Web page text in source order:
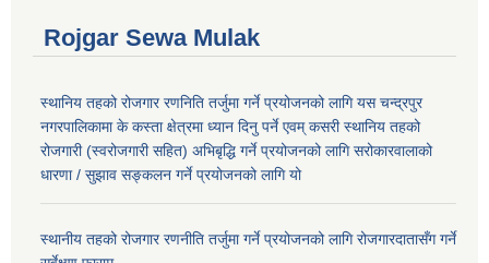
Rojgar Sewa Mulak
स्थानिय तहको रोजगार रणनिति तर्जुमा गर्ने प्रयोजनको लागि यस चन्द्रपुर
नगरपालिकामा के कस्ता क्षेत्रमा ध्यान दिनु पर्ने एवम् कसरी स्थानिय तहको
रोजगारी (स्वरोजगारी सहित) अभिबृद्धि गर्ने प्रयोजनको लागि सरोकारवालाको
धारणा / सुझाव सङ्कलन गर्ने प्रयोजनको लागि यो
स्थानीय तहको रोजगार रणनीति तर्जुमा गर्ने प्रयोजनको लागि रोजगारदातासँग गर्ने